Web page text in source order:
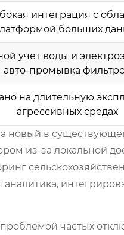
интеграция с
больших
учет воды и
авто-промывка
на длительную
агрессивных средах
новый в
из-за локальной
частых